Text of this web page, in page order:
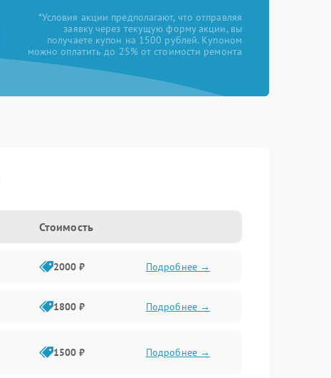
*Условия акции предполагают, что отправляя
заявку через текущую форму акции, вы
получаете купон на 1500 рублей. Купоном
можно оплатить до 25% от стоимости ремонта
Стоимость
2000 ₽ Подробнее →
1800 ₽ Подробнее →
1500 ₽ Подробнее →